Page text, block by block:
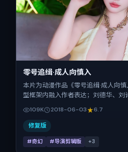
零号追缉·成人向慎入
本片为动漫作品《零号追缉·成人向
型框架内融入作者表达；刘德华、刘
品背景为中国大陆。上映时间 2018
2018-06-03），全片111分钟，节奏
109K 2018-06-03 6.7
修复版
#奇幻 #导演剪辑版 +3